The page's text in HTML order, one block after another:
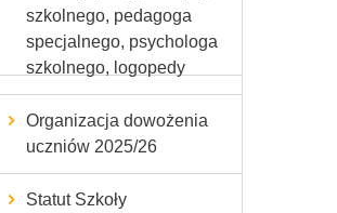
szkolnego, pedagoga
specjalnego, psychologa
szkolnego, logopedy
Organizacja dowożenia
uczniów 2025/26
Statut Szkoły